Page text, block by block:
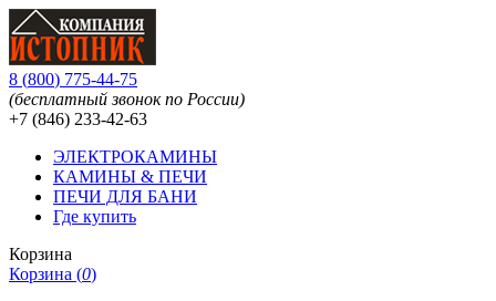
8 (800) 775-44-75
(бесплатный звонок по России)
+7 (846) 233-42-63
ЭЛЕКТРОКАМИНЫ
КАМИНЫ & ПЕЧИ
ПЕЧИ ДЛЯ БАНИ
Где купить
Корзина
Корзина (0)